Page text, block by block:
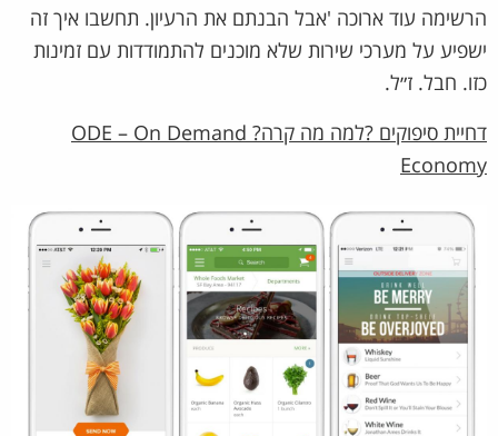
הרשימה עוד ארוכה 'אבל הבנתם את הרעיון. תחשבו איך זה
ישפיע על מערכי שירות שלא מוכנים להתמודדות עם זמינות
כזו. חבל. ז״ל.
דחיית סיפוקים ?למה מה קרה? ODE – On Demand
Economy